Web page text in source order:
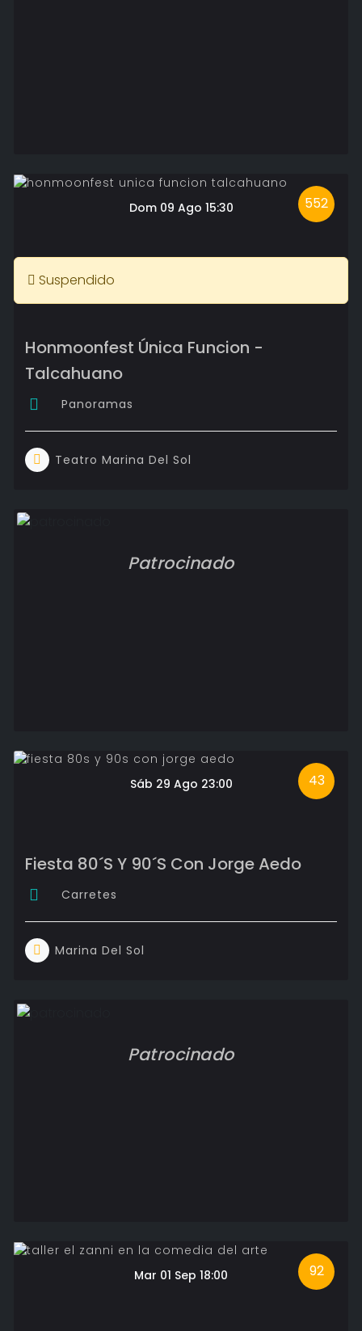
552
Dom 09 Ago 15:30
Suspendido
Honmoonfest Única Funcion -
Talcahuano
Panoramas
Teatro Marina Del Sol
Patrocinado
43
Sáb 29 Ago 23:00
Fiesta 80´S Y 90´S Con Jorge Aedo
Carretes
Marina Del Sol
Patrocinado
92
Mar 01 Sep 18:00